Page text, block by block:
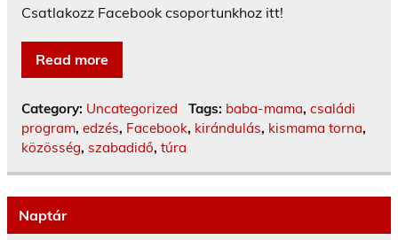
Csatlakozz Facebook csoportunkhoz itt!
Read more
Category: Uncategorized Tags: baba-mama, családi
program, edzés, Facebook, kirándulás, kismama torna,
közösség, szabadidő, túra
Naptár